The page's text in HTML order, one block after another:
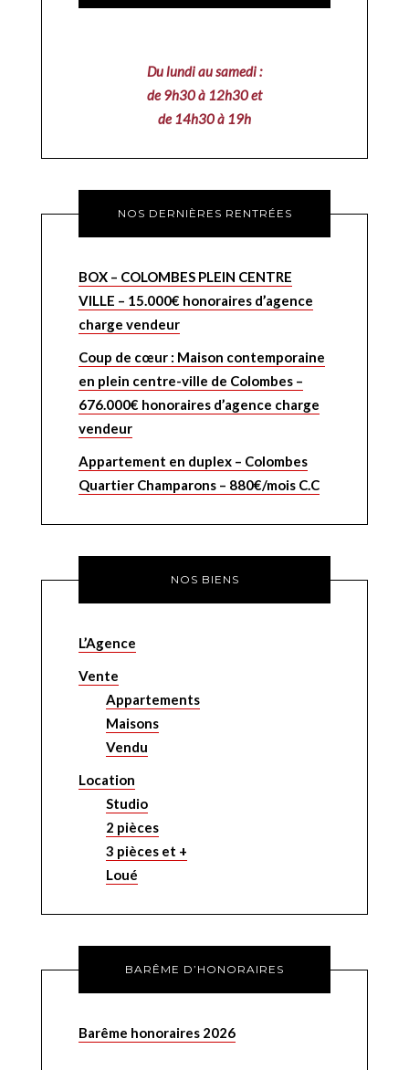
Du lundi au samedi :
de 9h30 à 12h30 et
de 14h30 à 19h
NOS DERNIÈRES RENTRÉES
BOX – COLOMBES PLEIN CENTRE
VILLE – 15.000€ honoraires d’agence
charge vendeur
Coup de cœur : Maison contemporaine
en plein centre-ville de Colombes –
676.000€ honoraires d’agence charge
vendeur
Appartement en duplex – Colombes
Quartier Champarons – 880€/mois C.C
NOS BIENS
L’Agence
Vente
Appartements
Maisons
Vendu
Location
Studio
2 pièces
3 pièces et +
Loué
BARÊME D’HONORAIRES
Barême honoraires 2026